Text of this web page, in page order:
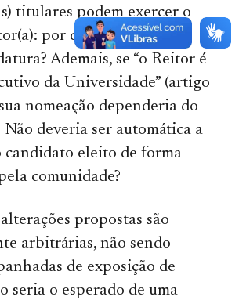
titulares podem exercer o
por que não há de ser
Ademais, se “o Reitor é
da Universidade” (artigo
nomeação dependeria do
deveria ser automática a
candidato eleito de forma
comunidade?
propostas são
arbitrárias, não sendo
de exposição de
seria o esperado de uma